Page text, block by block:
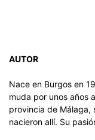
AUTOR
Nace en Burgos en
muda por unos años
provincia de Málaga,
nacieron allí. Su